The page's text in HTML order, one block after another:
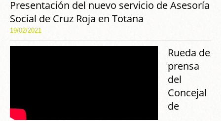
Presentación del nuevo servicio de Asesoría
Social de Cruz Roja en Totana
19/02/2021
Rueda de
prensa
del
Concejal
de